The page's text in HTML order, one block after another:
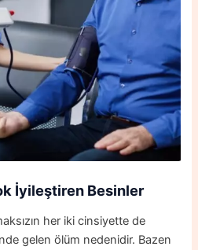
İyileştiren Besinler
her iki cinsiyette de
gelen ölüm nedenidir. Bazen